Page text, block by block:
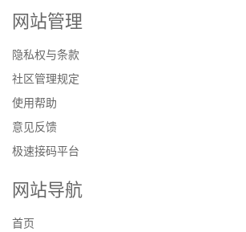
网站管理
隐私权与条款
社区管理规定
使用帮助
意见反馈
极速接码平台
网站导航
首页